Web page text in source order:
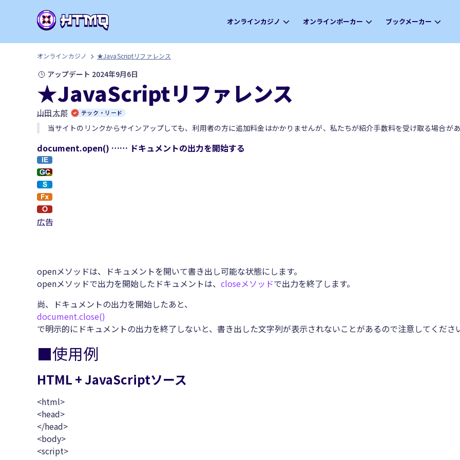
オンラインカジノ オンラインポーカー ブックメーカー
オンラインカジノ ★JavaScriptリファレンス
アップデート 2024年9月6日
★JavaScriptリファレンス
山田 太郎 テック・リード
当サイトのリンクからサインアップしても、利用者の方に追加料金はかかりませんが、私たちが紹介手数料を受け取る場合が
document.open() …… ドキュメントの出力を開始する
広告
openメソッドは、ドキュメントを開いて書き出し可能な状態にします。
openメソッドで出力を開始したドキュメントは、 closeメソッドで出力を終了します。
尚、ドキュメントの出力を開始したあと、
document.close()
で明示的にドキュメントの出力を終了しないと、書き出した文字列が表示されないことがあるので注意してくださ
■使用例
HTML + JavaScriptソース
<html>
<head>
</head>
<body>
<script>